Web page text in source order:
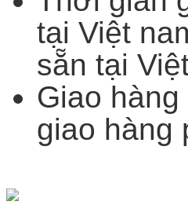
tại Việt
sẵn tại
Giao
giao hàng